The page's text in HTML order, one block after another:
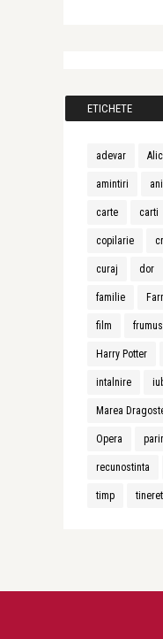
ETICHETE
adevar
amintiri
carte carti
copilarie
curaj dor
familie
film
Harry Potter
intalnire
Marea
Opera
recunostinta
timp